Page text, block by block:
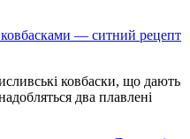
— ситний рецепт
ковбаски, що дають
два плавлені